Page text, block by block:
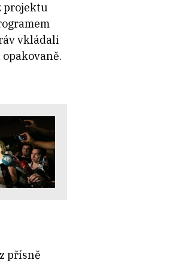
projektu
vkládali
přísně